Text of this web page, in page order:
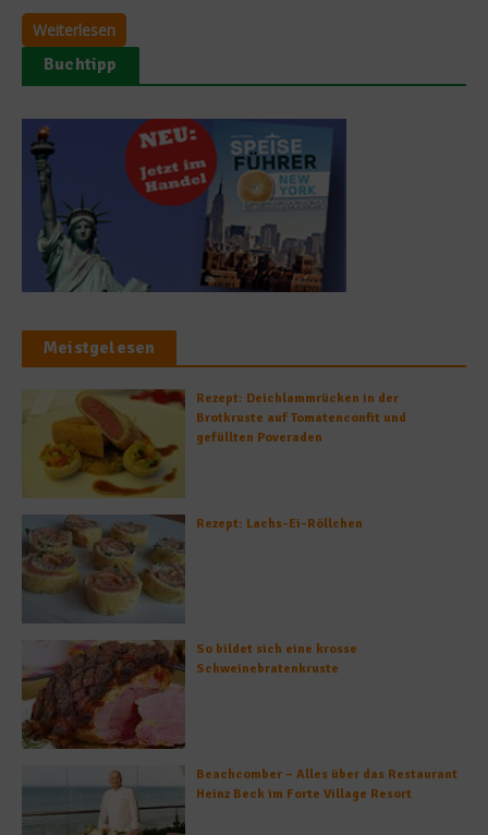
Weiterlesen
Buchtipp
Meistgelesen
Rezept: Deichlammrücken in der
Brotkruste auf Tomatenconfit und
gefüllten Poveraden
Rezept: Lachs-Ei-Röllchen
So bildet sich eine krosse
Schweinebratenkruste
Beachcomber – Alles über das Restaurant
Heinz Beck im Forte Village Resort